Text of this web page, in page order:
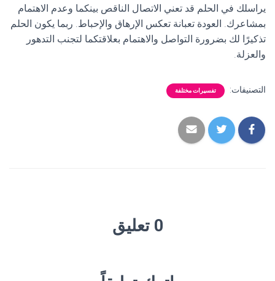
يراسلك في الحلم قد تعني الاتصال الناقص بينكما وعدم الاهتمام
بمشاعرك. العودة تعبانة تعكس الإرهاق والإحباط. ربما يكون الحلم
تذكيرًا لك بضرورة التواصل والاهتمام بعلاقتكما لتجنب التدهور
والعزلة.
التصنيفات: تفسيرات مختلفة
0 تعليق